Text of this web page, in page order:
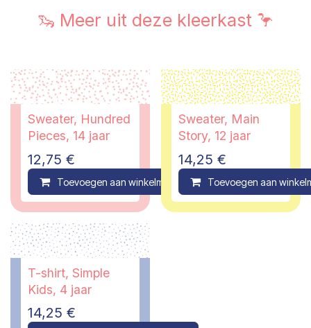
🦦 Meer uit deze kleerkast 🦩
Sweater, Hundred
Pieces, 14 jaar
12,75 €
Toevoegen aan winkelmandje Compare
Sweater, Main
Story, 12 jaar
14,25 €
Toevoegen aan
T-shirt, Simple
Kids, 4 jaar
14,25 €